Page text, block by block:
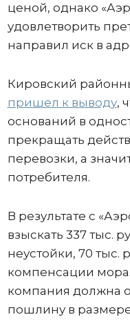
ценой, однако
удовлетворить
направил иск в
Кировский
пришел к выводу,
оснований в
прекращать
перевозки, а
потребителя.
В результате с
взыскать 337 тыс.
неустойки, 70 тыс.
компенсации
компания должна
пошлину в размере